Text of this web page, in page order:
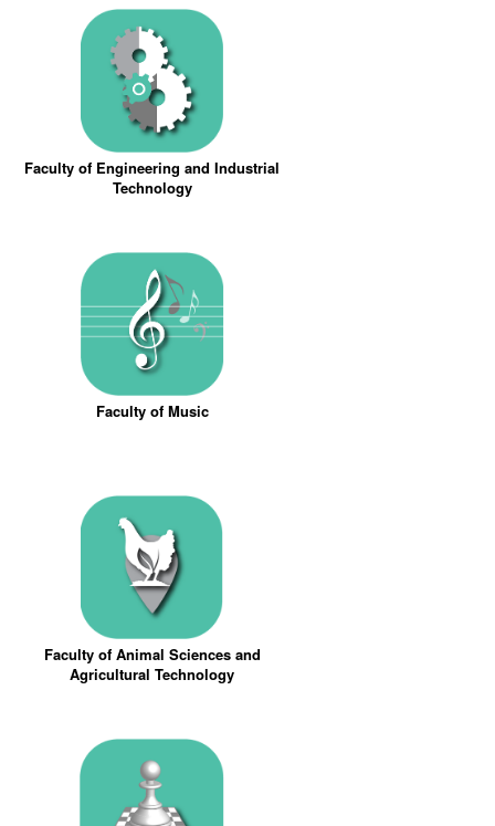
Faculty of Engineering and Industrial
Technology
Faculty of Music
Faculty of Animal Sciences and
Agricultural Technology